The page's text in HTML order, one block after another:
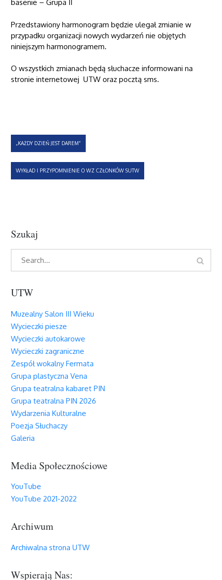
basenie – Grupa II
Przedstawiony harmonogram będzie ulegał zmianie w
przypadku organizacji nowych wydarzeń nie objętych
niniejszym harmonogramem.
O wszystkich zmianach będą słuchacze informowani na
stronie internetowej UTW oraz pocztą sms.
Nawigacja
wpisu
„KAŻDY DZIEŃ JEST DAREM”
WYKŁAD I PRZYPOMNIENIE O WZ CZŁONKÓW SUTW
Szukaj
Search
UTW
Muzealny Salon III Wieku
Wycieczki piesze
Wycieczki autokarowe
Wycieczki zagraniczne
Zespół wokalny Fermata
Grupa plastyczna Vena
Grupa teatralna kabaret PIN
Grupa teatralna PIN 2026
Wydarzenia Kulturalne
Poezja Słuchaczy
Galeria
Media Społecznościowe
YouTube
YouTube 2021-2022
Archiwum
Archiwalna strona UTW
Wspierają Nas: